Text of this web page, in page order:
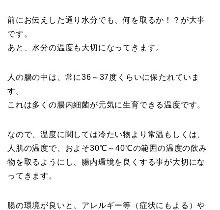
前にお伝えした通り水分でも、何を取るか！？が大事
です。
あと、水分の温度も大切になってきます。
人の腸の中は、常に36～37度くらいに保たれていま
す。
これは多くの腸内細菌が元気に生育できる温度です。
なので、温度に関しては冷たい物より常温もしくは、
人肌の温度で、およそ30℃～40℃の範囲の温度の飲み
物を取るようにし、腸内環境を良くする事が大切にな
ってきます。
腸の環境が良いと、アレルギー等（症状にもよる）や